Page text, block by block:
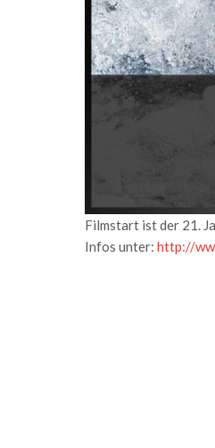
Filmstart ist der 21.
Infos unter: http://